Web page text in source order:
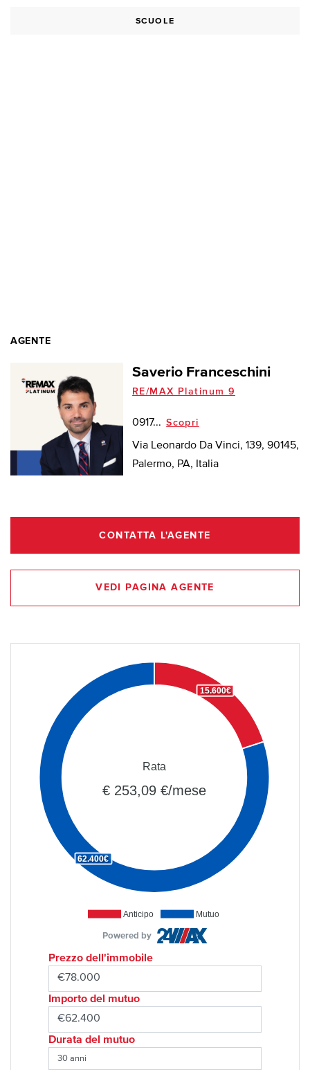
SCUOLE
AGENTE
Saverio Franceschini
RE/MAX Platinum 9
0917... Scopri
Via Leonardo Da Vinci, 139, 90145,
Palermo, PA, Italia
CONTATTA L'AGENTE
VEDI PAGINA AGENTE
Anticipo Mutuo
15.600€
62.400€
Rata
€ 253,09 €/mese
Powered by
Prezzo dell'immobile
Importo del mutuo
Durata del mutuo